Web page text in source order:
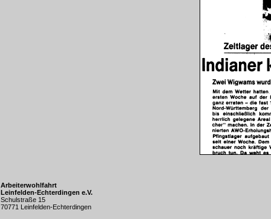
Arbeiterwohlfahrt
Leinfelden-Echterdingen e.V.
Schulstraße 15
70771 Leinfelden-Echterdingen